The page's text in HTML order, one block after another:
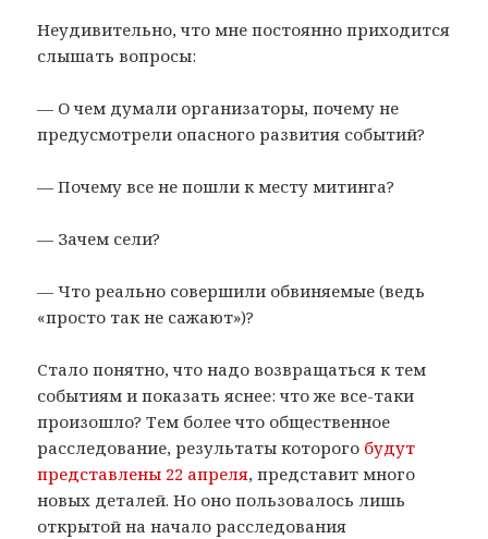
Неудивительно, что мне постоянно приходится
слышать вопросы:
— О чем думали организаторы, почему не
предусмотрели опасного развития событий?
— Почему все не пошли к месту митинга?
— Зачем сели?
— Что реально совершили обвиняемые (ведь
«просто так не сажают»)?
Стало понятно, что надо возвращаться к тем
событиям и показать яснее: что же все-таки
произошло? Тем более что общественное
расследование, результаты которого будут
представлены 22 апреля, представит много
новых деталей. Но оно пользовалось лишь
открытой на начало расследования